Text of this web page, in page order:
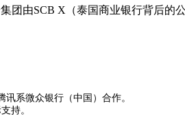
团由SCB X（泰国商业银行背后的
讯系微众银行（中国）合作。
持。